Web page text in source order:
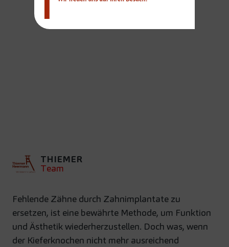
ZAHNIMPLANTATE
THIEMER
Team
Fehlende Zähne durch Zahnimplantate zu
ersetzen, ist eine bewährte Methode, um Funktion
und Ästhetik wiederherzustellen. Doch was, wenn
der Kieferknochen nicht mehr ausreichend